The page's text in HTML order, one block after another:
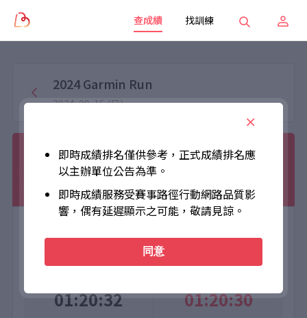
查成績 找訓練
2024 Garmin Run
2024-09-15 (日)
陳培芮
毅力組21K
男40-49歲 TW 男
01:20:32 01:20:30
即時成績排名僅供參考，正式成績排名應
以主辦單位公告為準。
即時成績服務受賽事路徑行動網路品質影
響，偶有延遲顯示之可能，敬請見諒。
同意